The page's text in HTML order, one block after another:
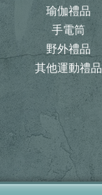
瑜伽禮品
手電筒
野外禮品
其他運動禮品